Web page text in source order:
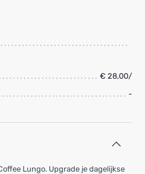
€ 28,00/
-
Lungo. Upgrade je dagelijkse